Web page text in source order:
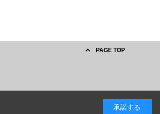
PAGE TOP
承諾する